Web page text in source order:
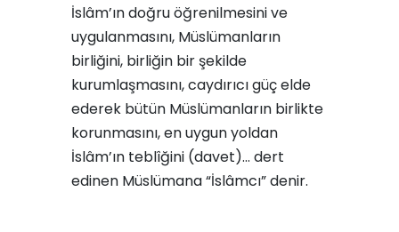
İslâm’ın doğru öğrenilmesini ve
uygulanmasını, Müslümanların
birliğini, birliğin bir şekilde
kurumlaşmasını, caydırıcı güç elde
ederek bütün Müslümanların birlikte
korunmasını, en uygun yoldan
İslâm’ın teblîğini (davet)… dert
edinen Müslümana “İslâmcı” denir.